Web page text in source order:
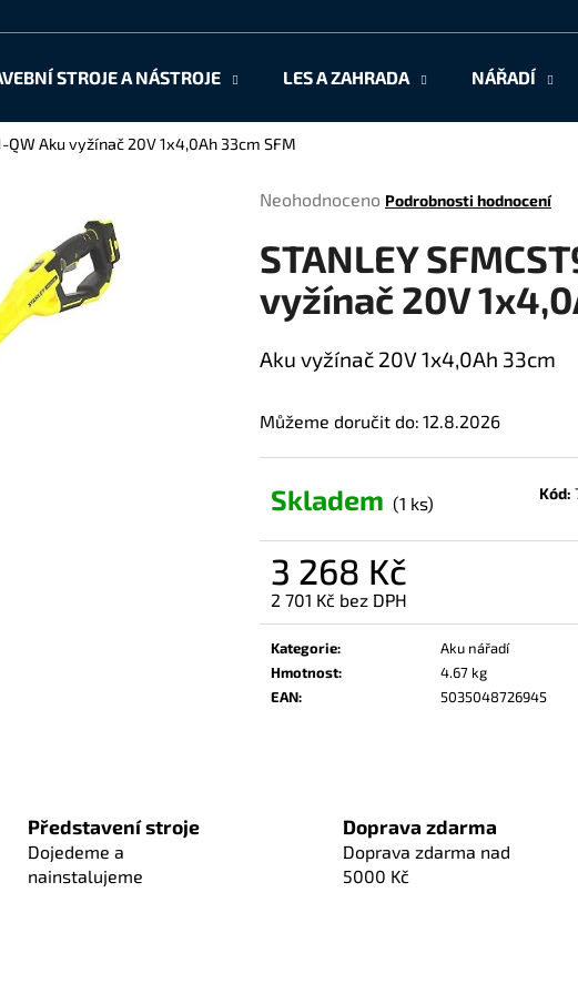
STROJE A NÁSTROJE LES A ZAHRADA NÁŘADÍ
QW Aku vyžínač 20V 1x4,0Ah 33cm SFM
Průměrné
produktu
je
0,0
z
hvězdiček.
Neohodnoceno Podrobnosti hodnocení
STANLEY
vyžínač 20V
Aku vyžínač 20V 1x4,0Ah 33cm
Můžeme doručit do: 12.8.2026
Skladem (1 ks) Kód:
3 268 Kč
2 701 Kč bez DPH
Měrná
cena:
Kategorie:
Aku nářadí
Hmotnost:
4.67 kg
EAN: 5035048726945
Představení stroje
Dojedeme a
nainstalujeme
Doprava zdarma
Doprava zdarma nad
5000 Kč
Co potřebujete najít?
HLEDAT
Doporučujeme